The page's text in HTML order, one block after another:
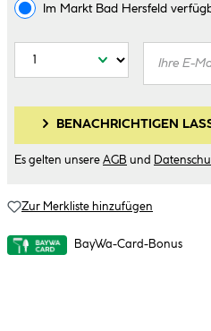
Im Markt Bad Hersfeld
BENACHRICHTIGEN
Es gelten unsere AGB und
Zur Merkliste hinzufügen
BayWa-Card-Bonus